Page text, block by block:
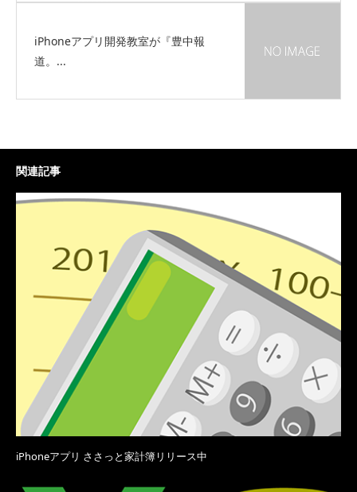
iPhoneアプリ開発教室が『豊中報
道。...
関連記事
iPhoneアプリ ささっと家計簿リリース中